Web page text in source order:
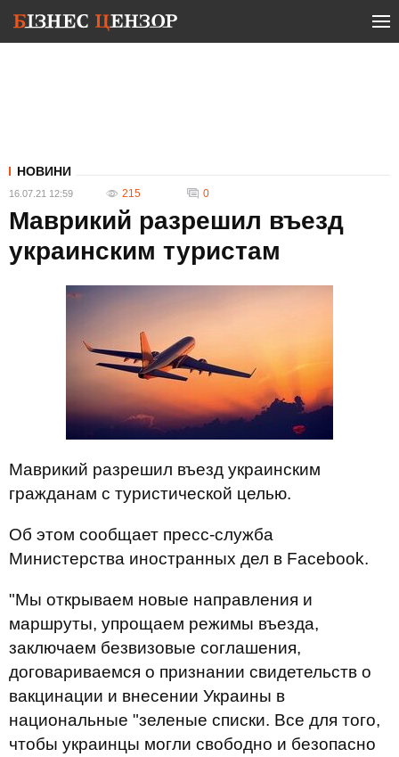
НОВИНИ
16.07.21 12:59 215 0
Маврикий разрешил въезд
украинским туристам
Маврикий разрешил въезд украинским
гражданам с туристической целью.
Об этом сообщает пресс-служба
Министерства иностранных дел в Facebook.
"Мы открываем новые направления и
маршруты, упрощаем режимы въезда,
заключаем безвизовые соглашения,
договариваемся о признании свидетельств о
вакцинации и внесении Украины в
национальные "зеленые списки. Все для того,
чтобы украинцы могли свободно и безопасно